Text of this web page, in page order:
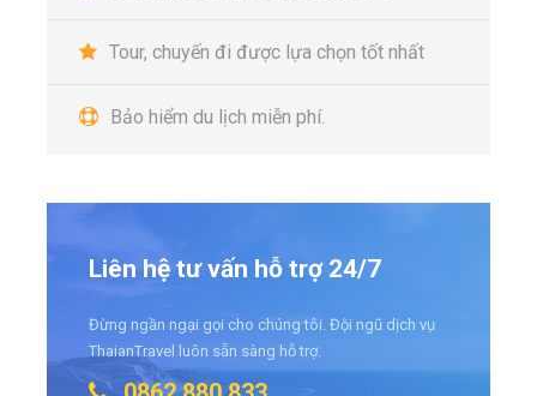
Tour, chuyến đi được lựa chọn tốt nhất
Bảo hiểm du lịch miễn phí.
Liên hệ tư vấn hỗ trợ 24/7
Đừng ngần ngại gọi cho chúng tôi. Đội ngũ dịch vụ
ThaianTravel luôn sẵn sàng hỗ trợ.